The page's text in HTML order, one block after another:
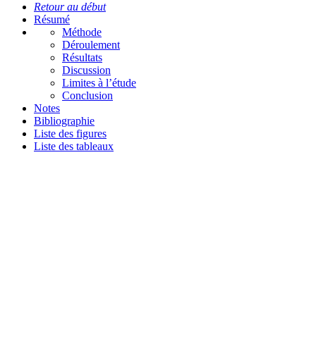
Retour au début
Résumé
Méthode
Déroulement
Résultats
Discussion
Limites à l’étude
Conclusion
Notes
Bibliographie
Liste des figures
Liste des tableaux